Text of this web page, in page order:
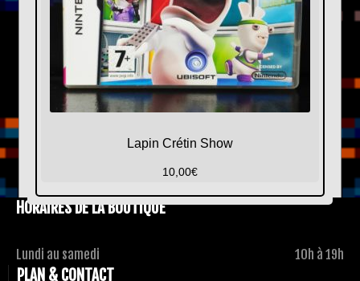
Lapin Crétin Show
10,00€
HORAIRES DE LA BOUTIQUE
Lundi au samedi 10h à 19h
PLAN & CONTACT